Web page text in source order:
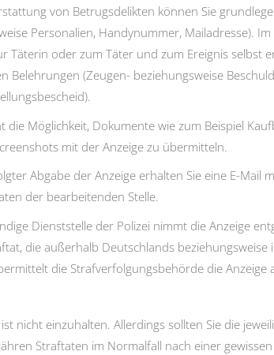
von Betrugsdelikten können Sie
Personalien, Handynummer, Mailadresse).
Täterin oder zum Täter und zum Ereignis selbst
Belehrungen (Zeugen- beziehungsweise
die Möglichkeit, Dokumente wie zum Beispiel
mit der Anzeige zu übermitteln.
Abgabe der Anzeige erhalten Sie eine E-Mail
der bearbeitenden Stelle.
Dienststelle der Polizei nimmt die Anzeige
die außerhalb Deutschlands beziehungsweise
die Strafverfolgungsbehörde die Anzeige
nicht einzuhalten. Allerdings sollten Sie die
Straftaten im Normalfall nach einer gewissen